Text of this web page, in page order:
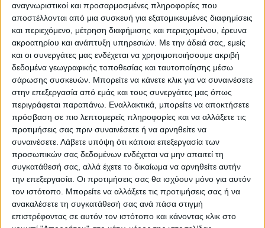
αναγνωριστικοί και προσαρμοσμένες πληροφορίες που
αποστέλλονται από μια συσκευή για εξατομικευμένες διαφημίσεις
και περιεχόμενο, μέτρηση διαφήμισης και περιεχομένου, έρευνα
ακροατηρίου και ανάπτυξη υπηρεσιών. Με την άδειά σας, εμείς
και οι συνεργάτες μας ενδέχεται να χρησιμοποιήσουμε ακριβή
δεδομένα γεωγραφικής τοποθεσίας και ταυτοποίησης μέσω
σάρωσης συσκευών. Μπορείτε να κάνετε κλικ για να συναινέσετε
στην επεξεργασία από εμάς και τους συνεργάτες μας όπως
περιγράφεται παραπάνω. Εναλλακτικά, μπορείτε να αποκτήσετε
πρόσβαση σε πιο λεπτομερείς πληροφορίες και να αλλάξετε τις
προτιμήσεις σας πριν συναινέσετε ή να αρνηθείτε να
συναινέσετε. Λάβετε υπόψη ότι κάποια επεξεργασία των
προσωπικών σας δεδομένων ενδέχεται να μην απαιτεί τη
συγκατάθεσή σας, αλλά έχετε το δικαίωμα να αρνηθείτε αυτήν
την επεξεργασία. Οι προτιμήσεις σας θα ισχύουν μόνο για αυτόν
τον ιστότοπο. Μπορείτε να αλλάξετε τις προτιμήσεις σας ή να
ανακαλέσετε τη συγκατάθεσή σας ανά πάσα στιγμή
επιστρέφοντας σε αυτόν τον ιστότοπο και κάνοντας κλικ στο
WEB TV
Αφιέρωμα στην άνοδο της Δόξας
Μαχολουρίου